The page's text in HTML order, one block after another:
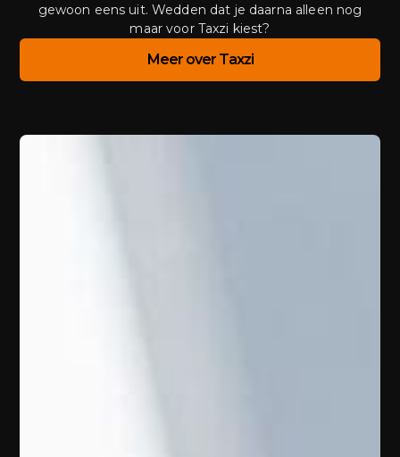
gewoon eens uit. Wedden dat je daarna alleen nog
maar voor Taxzi kiest?
Meer over Taxzi